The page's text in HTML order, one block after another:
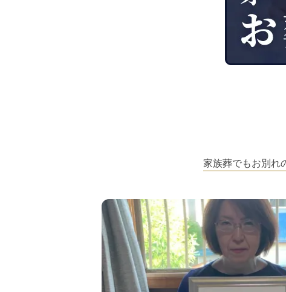
家族葬でもお別れ